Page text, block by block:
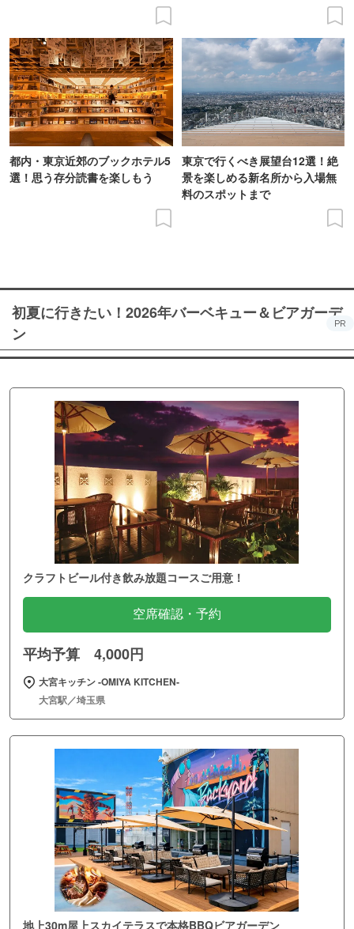
都内・東京近郊のブックホテル5
選！思う存分読書を楽しもう
東京で行くべき展望台12選！絶
景を楽しめる新名所から入場無
料のスポットまで
初夏に行きたい！2026年バーベキュー＆ビアガーデ
ン
PR
クラフトビール付き飲み放題コースご用意！
空席確認・予約
平均予算 4,000円
大宮キッチン ‐OMIYA KITCHEN‐
大宮駅／埼玉県
地上30m屋上スカイテラスで本格BBQビアガーデン